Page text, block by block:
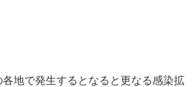
地で発生するとなると更なる感染拡